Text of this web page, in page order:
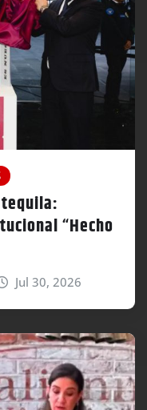
“Hecho
Jul 30, 2026